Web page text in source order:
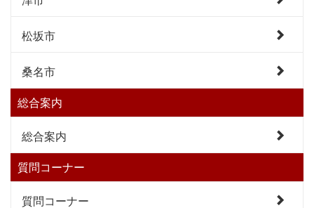
松坂市
桑名市
総合案内
総合案内
質問コーナー
質問コーナー